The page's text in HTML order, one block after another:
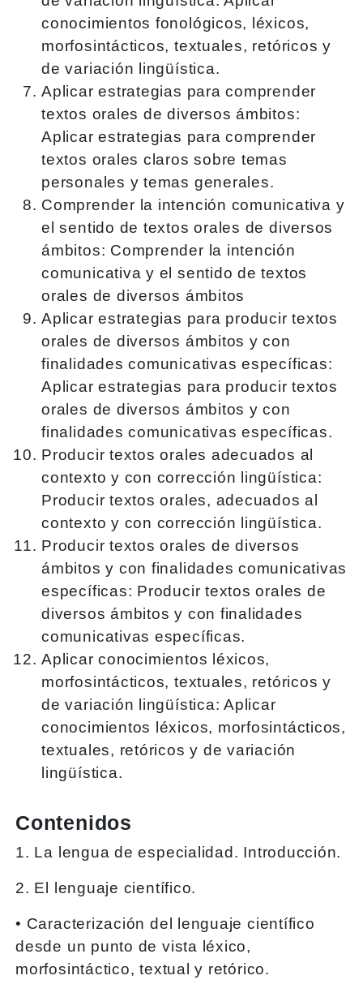
conocimientos fonológicos, léxicos,
morfosintácticos, textuales, retóricos y
de variación lingüística.
Aplicar estrategias para comprender
textos orales de diversos ámbitos:
Aplicar estrategias para comprender
textos orales claros sobre temas
personales y temas generales.
Comprender la intención comunicativa y
el sentido de textos orales de diversos
ámbitos: Comprender la intención
comunicativa y el sentido de textos
orales de diversos ámbitos
Aplicar estrategias para producir textos
orales de diversos ámbitos y con
finalidades comunicativas específicas:
Aplicar estrategias para producir textos
orales de diversos ámbitos y con
finalidades comunicativas específicas.
Producir textos orales adecuados al
contexto y con corrección lingüística:
Producir textos orales, adecuados al
contexto y con corrección lingüística.
Producir textos orales de diversos
ámbitos y con finalidades comunicativas
específicas: Producir textos orales de
diversos ámbitos y con finalidades
comunicativas específicas.
Aplicar conocimientos léxicos,
morfosintácticos, textuales, retóricos y
de variación lingüística: Aplicar
conocimientos léxicos, morfosintácticos,
textuales, retóricos y de variación
lingüística.
Contenidos
1. La lengua de especialidad. Introducción.
2. El lenguaje científico.
• Caracterización del lenguaje científico
desde un punto de vista léxico,
morfosintáctico, textual y retórico.